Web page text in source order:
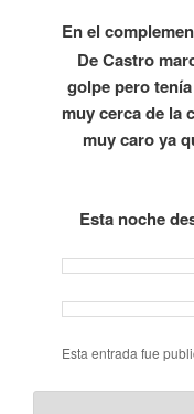
En el
De Castro
golpe pero
muy cerca de la
muy caro ya
Esta noche
Esta entrada fue